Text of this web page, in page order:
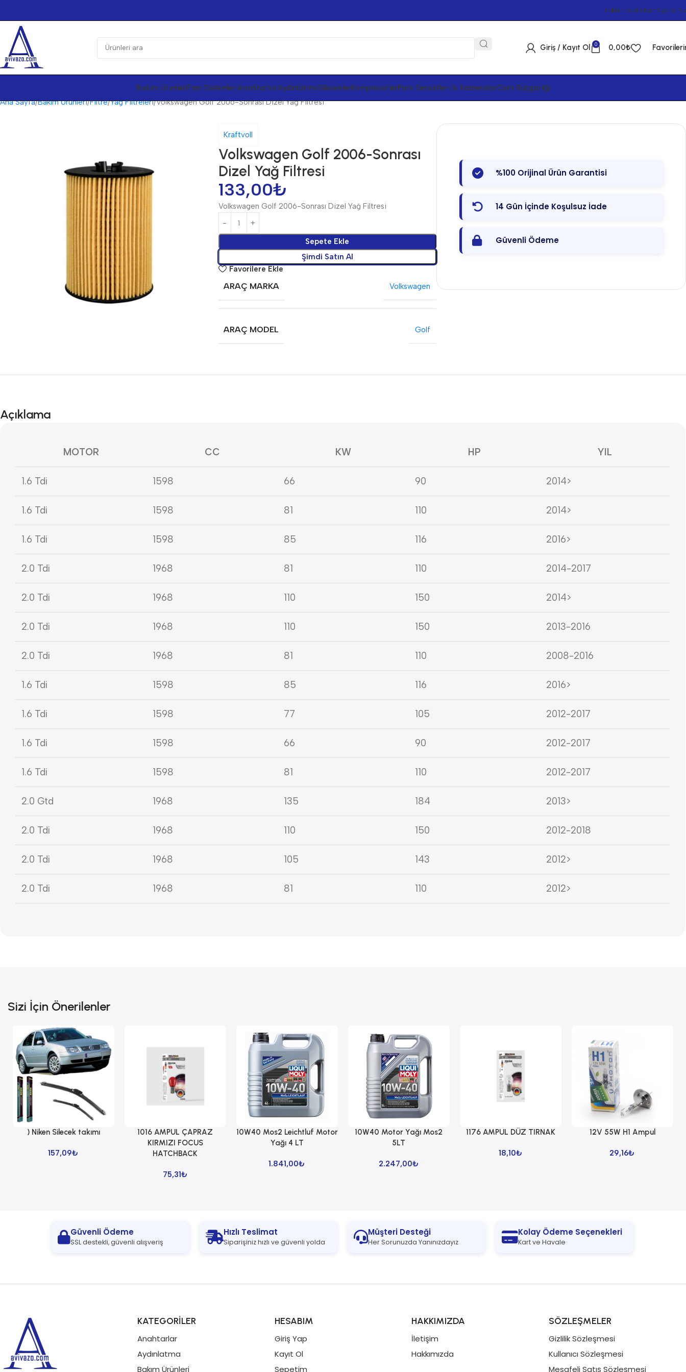
HakkımızdaİletişimSipariş
Giriş / Kayıt Ol 0 0,00₺
Bakım ÜrünleriFren SistemleriAnahtarlarAydınlatmaSileceklerKompresörlerPark Sensörleri & KameralarCam Rüzgarlığı
Ana Sayfa Bakım Ürünleri Filtre Yağ Filtreleri Volkswagen Golf 2006-Sonrası Dizel Yağ Filtresi
Kraftvoll
Volkswagen Golf 2006-Sonrası
Dizel Yağ Filtresi
133,00₺
Volkswagen Golf 2006-Sonrası Dizel Yağ Filtresi
Sepete Ekle
Şimdi Satın Al
Favorilere Ekle
ARAÇ MARKA Volkswagen
ARAÇ MODEL Golf
%100 Orijinal Ürün Garantisi
14 Gün İçinde Koşulsuz İade
Güvenli Ödeme
Açıklama
MOTOR CC KW HP YIL
1.6 Tdi 1598 66 90 2014>
1.6 Tdi 1598 81 110 2014>
1.6 Tdi 1598 85 116 2016>
2.0 Tdi 1968 81 110 2014-2017
2.0 Tdi 1968 110 150 2014>
2.0 Tdi 1968 110 150 2013-2016
2.0 Tdi 1968 81 110 2008-2016
1.6 Tdi 1598 85 116 2016>
1.6 Tdi 1598 77 105 2012-2017
1.6 Tdi 1598 66 90 2012-2017
1.6 Tdi 1598 81 110 2012-2017
2.0 Gtd 1968 135 184 2013>
2.0 Tdi 1968 110 150 2012-2018
2.0 Tdi 1968 105 143 2012>
2.0 Tdi 1968 81 110 2012>
Sizi İçin Önerilenler
Sepete Ekle
) Niken Silecek takımı
157,09₺
Sepete Ekle
1016 AMPUL ÇAPRAZ
KIRMIZI FOCUS
HATCHBACK
75,31₺
Sepete Ekle
10W40 Mos2 Leichtluf Motor
Yağı 4 LT
1.841,00₺
Sepete Ekle
10W40 Motor Yağı Mos2
5LT
2.247,00₺
Sepete Ekle
1176 AMPUL DÜZ TIRNAK
18,10₺
Sepete Ekle
12V 55W H1 Ampul
29,16₺
Güvenli Ödeme
SSL destekli, güvenli alışveriş
Hızlı Teslimat
Siparişiniz hızlı ve güvenli yolda
Müşteri Desteği
Her Sorunuzda Yanınızdayız
Kolay Ödeme Seçenekleri
Kart ve Havale
KATEGORİLER
Anahtarlar
Aydınlatma
Bakım Ürünleri
HESABIM
Giriş Yap
Kayıt Ol
Sepetim
HAKKIMIZDA
İletişim
Hakkımızda
SÖZLEŞMELER
Gizlilik Sözleşmesi
Kullanıcı Sözleşmesi
Mesafeli Satış Sözleşmesi